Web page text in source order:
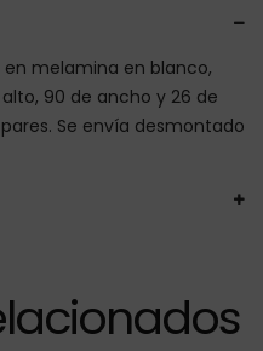
melamina en blanco,
90 de ancho y 26 de
Se envía desmontado